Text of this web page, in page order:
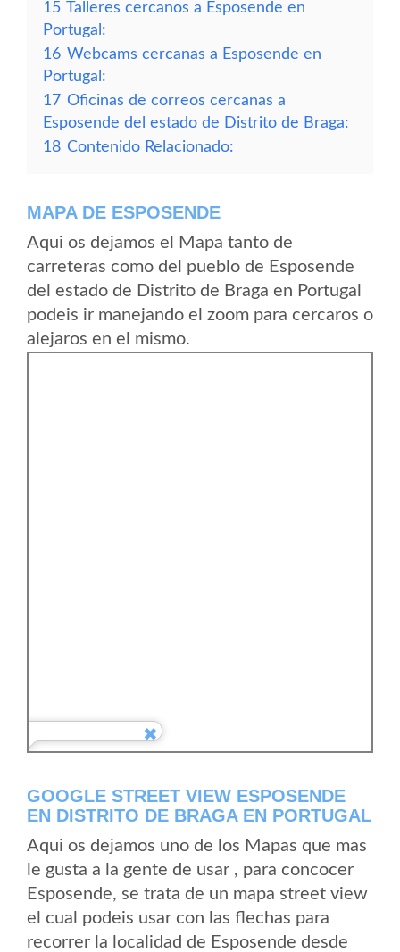
15 Talleres cercanos a Esposende en
Portugal:
16 Webcams cercanas a Esposende en
Portugal:
17 Oficinas de correos cercanas a
Esposende del estado de Distrito de Braga:
18 Contenido Relacionado:
MAPA DE ESPOSENDE
Aqui os dejamos el Mapa tanto de
carreteras como del pueblo de Esposende
del estado de Distrito de Braga en Portugal
podeis ir manejando el zoom para cercaros o
alejaros en el mismo.
GOOGLE STREET VIEW ESPOSENDE
EN DISTRITO DE BRAGA EN PORTUGAL
Aqui os dejamos uno de los Mapas que mas
le gusta a la gente de usar , para concocer
Esposende, se trata de un mapa street view
el cual podeis usar con las flechas para
recorrer la localidad de Esposende desde